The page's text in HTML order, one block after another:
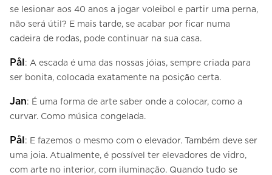
se lesionar aos 40 anos a jogar voleibol e partir uma perna,
não será útil? E mais tarde, se acabar por ficar numa
cadeira de rodas, pode continuar na sua casa.
Pål: A escada é uma das nossas jóias, sempre criada para
ser bonita, colocada exatamente na posição certa.
Jan: É uma forma de arte saber onde a colocar, como a
curvar. Como música congelada.
Pål: E fazemos o mesmo com o elevador. Também deve ser
uma joia. Atualmente, é possível ter elevadores de vidro,
com arte no interior, com iluminação. Quando tudo se